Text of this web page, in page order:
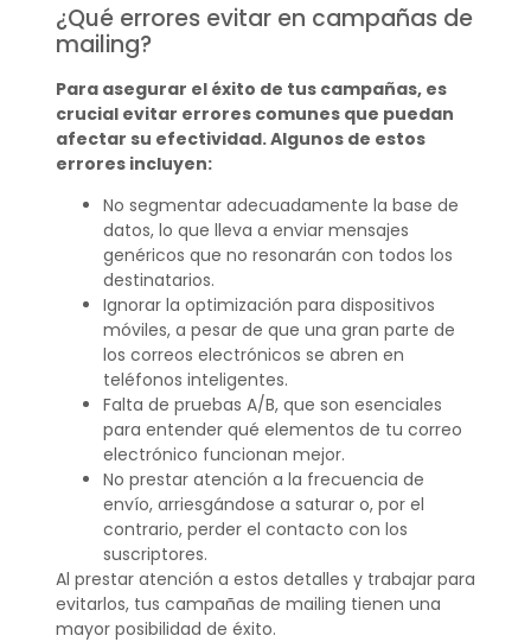
¿Qué errores evitar en campañas de
mailing?
Para asegurar el éxito de tus campañas, es
crucial evitar errores comunes que puedan
afectar su efectividad. Algunos de estos
errores incluyen:
No segmentar adecuadamente la base de
datos, lo que lleva a enviar mensajes
genéricos que no resonarán con todos los
destinatarios.
Ignorar la optimización para dispositivos
móviles, a pesar de que una gran parte de
los correos electrónicos se abren en
teléfonos inteligentes.
Falta de pruebas A/B, que son esenciales
para entender qué elementos de tu correo
electrónico funcionan mejor.
No prestar atención a la frecuencia de
envío, arriesgándose a saturar o, por el
contrario, perder el contacto con los
suscriptores.
Al prestar atención a estos detalles y trabajar para
evitarlos, tus campañas de mailing tienen una
mayor posibilidad de éxito.